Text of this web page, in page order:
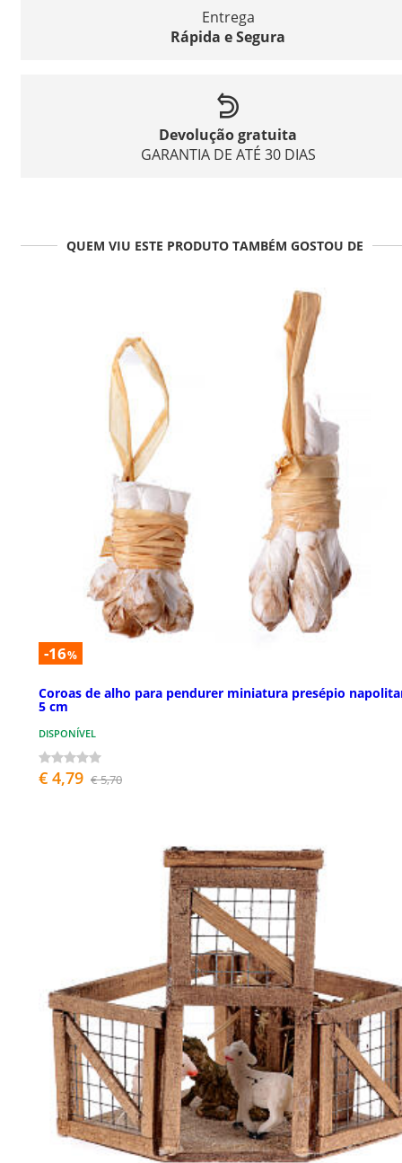
Entrega
Rápida e Segura
Devolução gratuita
GARANTIA DE ATÉ 30 DIAS
QUEM VIU ESTE PRODUTO TAMBÉM GOSTOU DE
-16%
Coroas de alho para pendurer miniatura presépio
5 cm
DISPONÍVEL
€ 4,79 € 5,70